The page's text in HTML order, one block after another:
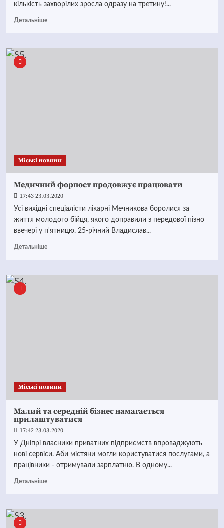
кількість захворілих зросла одразу на третину!...
Детальніше
Mіські новини
Медичний форпост продовжує працювати
17:43 23.03.2020
Усі вихідні спеціалісти лікарні Мечникова боролися за
життя молодого бійця, якого доправили з передової пізно
ввечері у п'ятницю. 25-річний Владислав...
Детальніше
Mіські новини
Малий та середній бізнес намагається
прилаштуватися
17:42 23.03.2020
У Дніпрі власники приватних підприємств впроваджують
нові сервіси. Аби містяни могли користуватися послугами, а
працівники - отримували зарплатню. В одному...
Детальніше